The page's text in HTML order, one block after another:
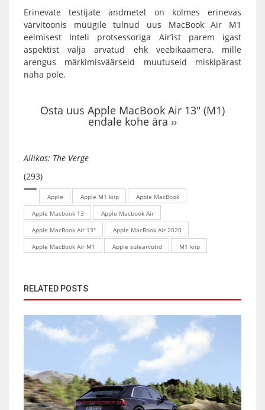
Erinevate testijate andmetel on kolmes erinevas
värvitoonis müügile tulnud uus MacBook Air M1
eelmisest Inteli protsessoriga Air’ist parem igast
aspektist välja arvatud ehk veebikaamera, mille
arengus märkimisväärseid muutuseid miskipärast
näha pole.
Osta uus Apple MacBook Air 13″ (M1)
endale kohe ära ››
Allikas: The Verge
(293)
Apple Apple M1 kiip
Apple MacBook
Apple Macbook 13
Apple Macbook Air
Apple MacBook Air 13"
Apple MacBook Air 2020
Apple MacBook Air M1
Apple sülearvutid M1 kiip
RELATED POSTS